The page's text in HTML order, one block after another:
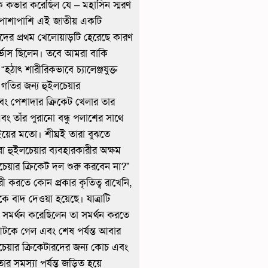
কভার করেছিল যে – মহাসিন স্মরণ
এই জাতীয় একটি
প্রথম খেলোয়াড়টি হেরেছে কারণ
ছিলেন। তবে আমরা বাকি
শারীরিকভাবে চ্যালেঞ্জযুক্ত
জন্য হুইলচেয়ার
পেশাদার ক্রিকেট খেলার তার
তাঁর পুরানো বন্ধু পলাশের সাথে
মতো। শীঘ্রই তারা বুঝতে
হুইলচেয়ার ব্যবহারকারীর অক্ষম
ক্রিকেট দল শুরু করবেন না?”
করতে কোন প্রকার কৃতিত্ব রাখেনি,
দেওয়া হয়েছে। যাত্রাটি
সমর্থন করেছিলেন তা সমর্থন করতে
গেল এবং শেষ পর্যন্ত আবার
ক্রিকেটারদের জন্য কোচ এবং
সমস্যা পর্যন্ত জড়িত হয়ে